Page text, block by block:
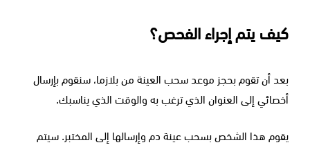
كيف يتم إجراء الفحص؟
بعد أن تقوم بحجز موعد سحب العينة من بلازما، سنقوم بإرسال
أخصائي إلى العنوان الذي ترغب به والوقت الذي يناسبك.
يقوم هذا الشخص بسحب عينة دم وإرسالها إلى المختبر. سيتم